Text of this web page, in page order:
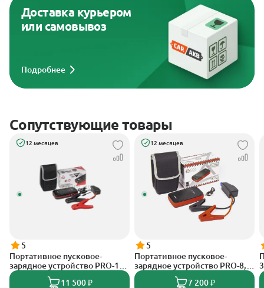
Доставка курьером
или самовывоз
Подробнее
Сопутствующие товары
12 месяцев
5
Портативное пусковое-
зарядное устройство PRO-15,
15000 мАч, 1200А
11 500 ₽
12 месяцев
5
Портативное пусковое-
зарядное устройство PRO-8,
8000 мАч, 600А
7 200 ₽